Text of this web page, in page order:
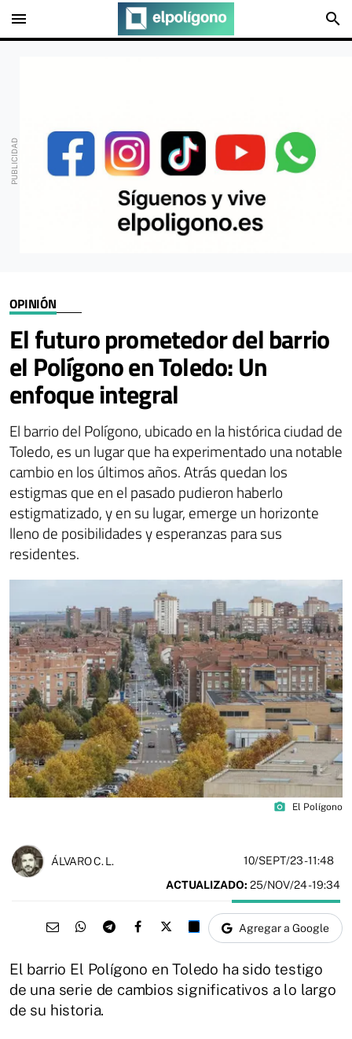
menu search
OPINIÓN
El futuro prometedor del barrio
el Polígono en Toledo: Un
enfoque integral
El barrio del Polígono, ubicado en la histórica ciudad de
Toledo, es un lugar que ha experimentado una notable
cambio en los últimos años. Atrás quedan los
estigmas que en el pasado pudieron haberlo
estigmatizado, y en su lugar, emerge un horizonte
lleno de posibilidades y esperanzas para sus
residentes.
photo_camera El Polígono
ÁLVARO C. L. 10/SEPT/23- 11:48
ACTUALIZADO: 25/NOV/24 - 19:34
Agregar a Google
El barrio El Polígono en Toledo ha sido testigo
de una serie de cambios significativos a lo largo
de su historia.